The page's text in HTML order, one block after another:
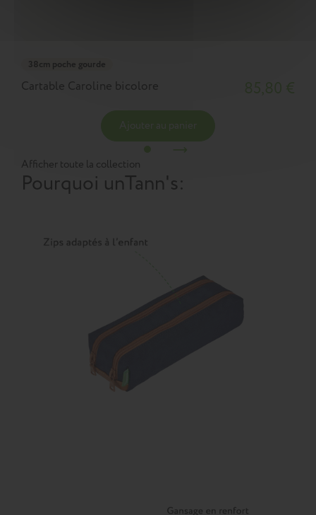
38cm poche gourde
Cartable Caroline bicolore
Afficher toute la collection
Pourquoi unTann's: